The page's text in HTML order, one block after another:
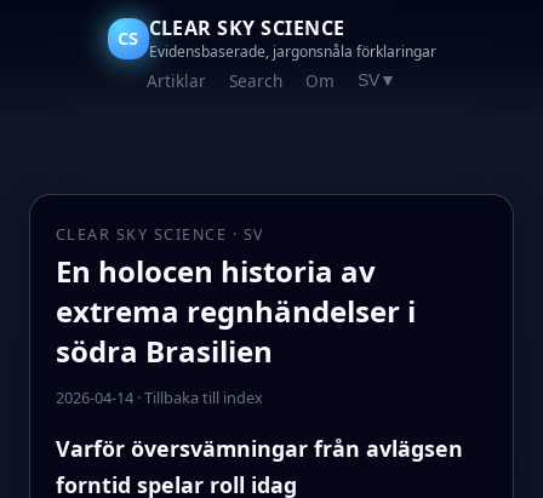
CS CLEAR SKY SCIENCE
Evidensbaserade, jargonsnåla förklaringar
Artiklar Search Om SV ▼
CLEAR SKY SCIENCE · SV
En holocen historia av
extrema regn­händelser i
södra Brasilien
2026-04-14·Tillbaka till index
Varför översvämningar från avlägsen
forntid spelar roll idag